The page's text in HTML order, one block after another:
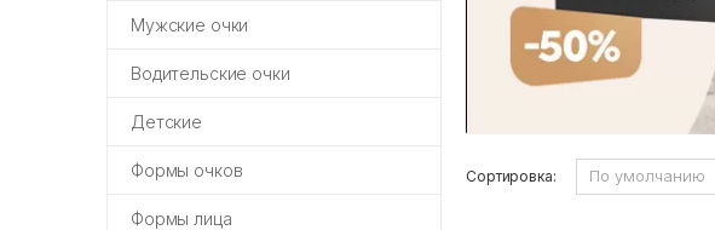
Мужские очки
Водительские очки
Детские
Формы очков
Формы лица
Сортировка: